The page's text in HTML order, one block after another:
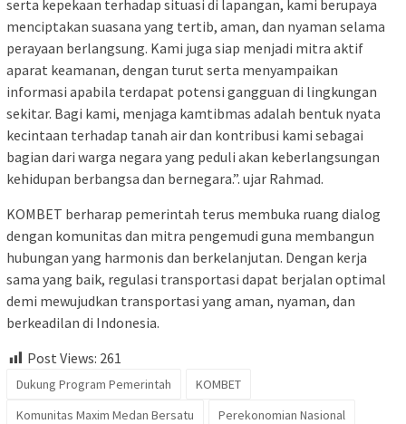
serta kepekaan terhadap situasi di lapangan, kami berupaya
menciptakan suasana yang tertib, aman, dan nyaman selama
perayaan berlangsung. Kami juga siap menjadi mitra aktif
aparat keamanan, dengan turut serta menyampaikan
informasi apabila terdapat potensi gangguan di lingkungan
sekitar. Bagi kami, menjaga kamtibmas adalah bentuk nyata
kecintaan terhadap tanah air dan kontribusi kami sebagai
bagian dari warga negara yang peduli akan keberlangsungan
kehidupan berbangsa dan bernegara.”. ujar Rahmad.
KOMBET berharap pemerintah terus membuka ruang dialog
dengan komunitas dan mitra pengemudi guna membangun
hubungan yang harmonis dan berkelanjutan. Dengan kerja
sama yang baik, regulasi transportasi dapat berjalan optimal
demi mewujudkan transportasi yang aman, nyaman, dan
berkeadilan di Indonesia.
Post Views: 261
Dukung Program Pemerintah
KOMBET
Komunitas Maxim Medan Bersatu
Perekonomian Nasional